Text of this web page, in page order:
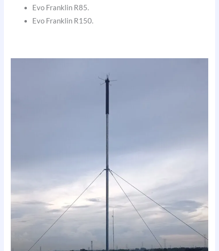
Evo Franklin R85.
Evo Franklin R150.